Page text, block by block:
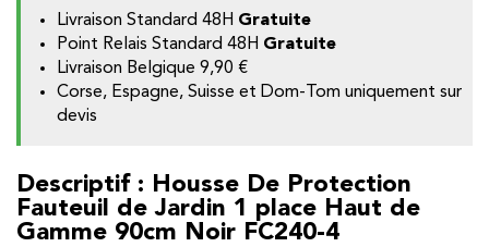
Livraison Standard 48H Gratuite
Point Relais Standard 48H Gratuite
Livraison Belgique9,90 €
Corse, Espagne, Suisse et Dom-Tom uniquement sur
devis
Descriptif : Housse De Protection
Fauteuil de Jardin 1 place Haut de
Gamme 90cm Noir FC240-4